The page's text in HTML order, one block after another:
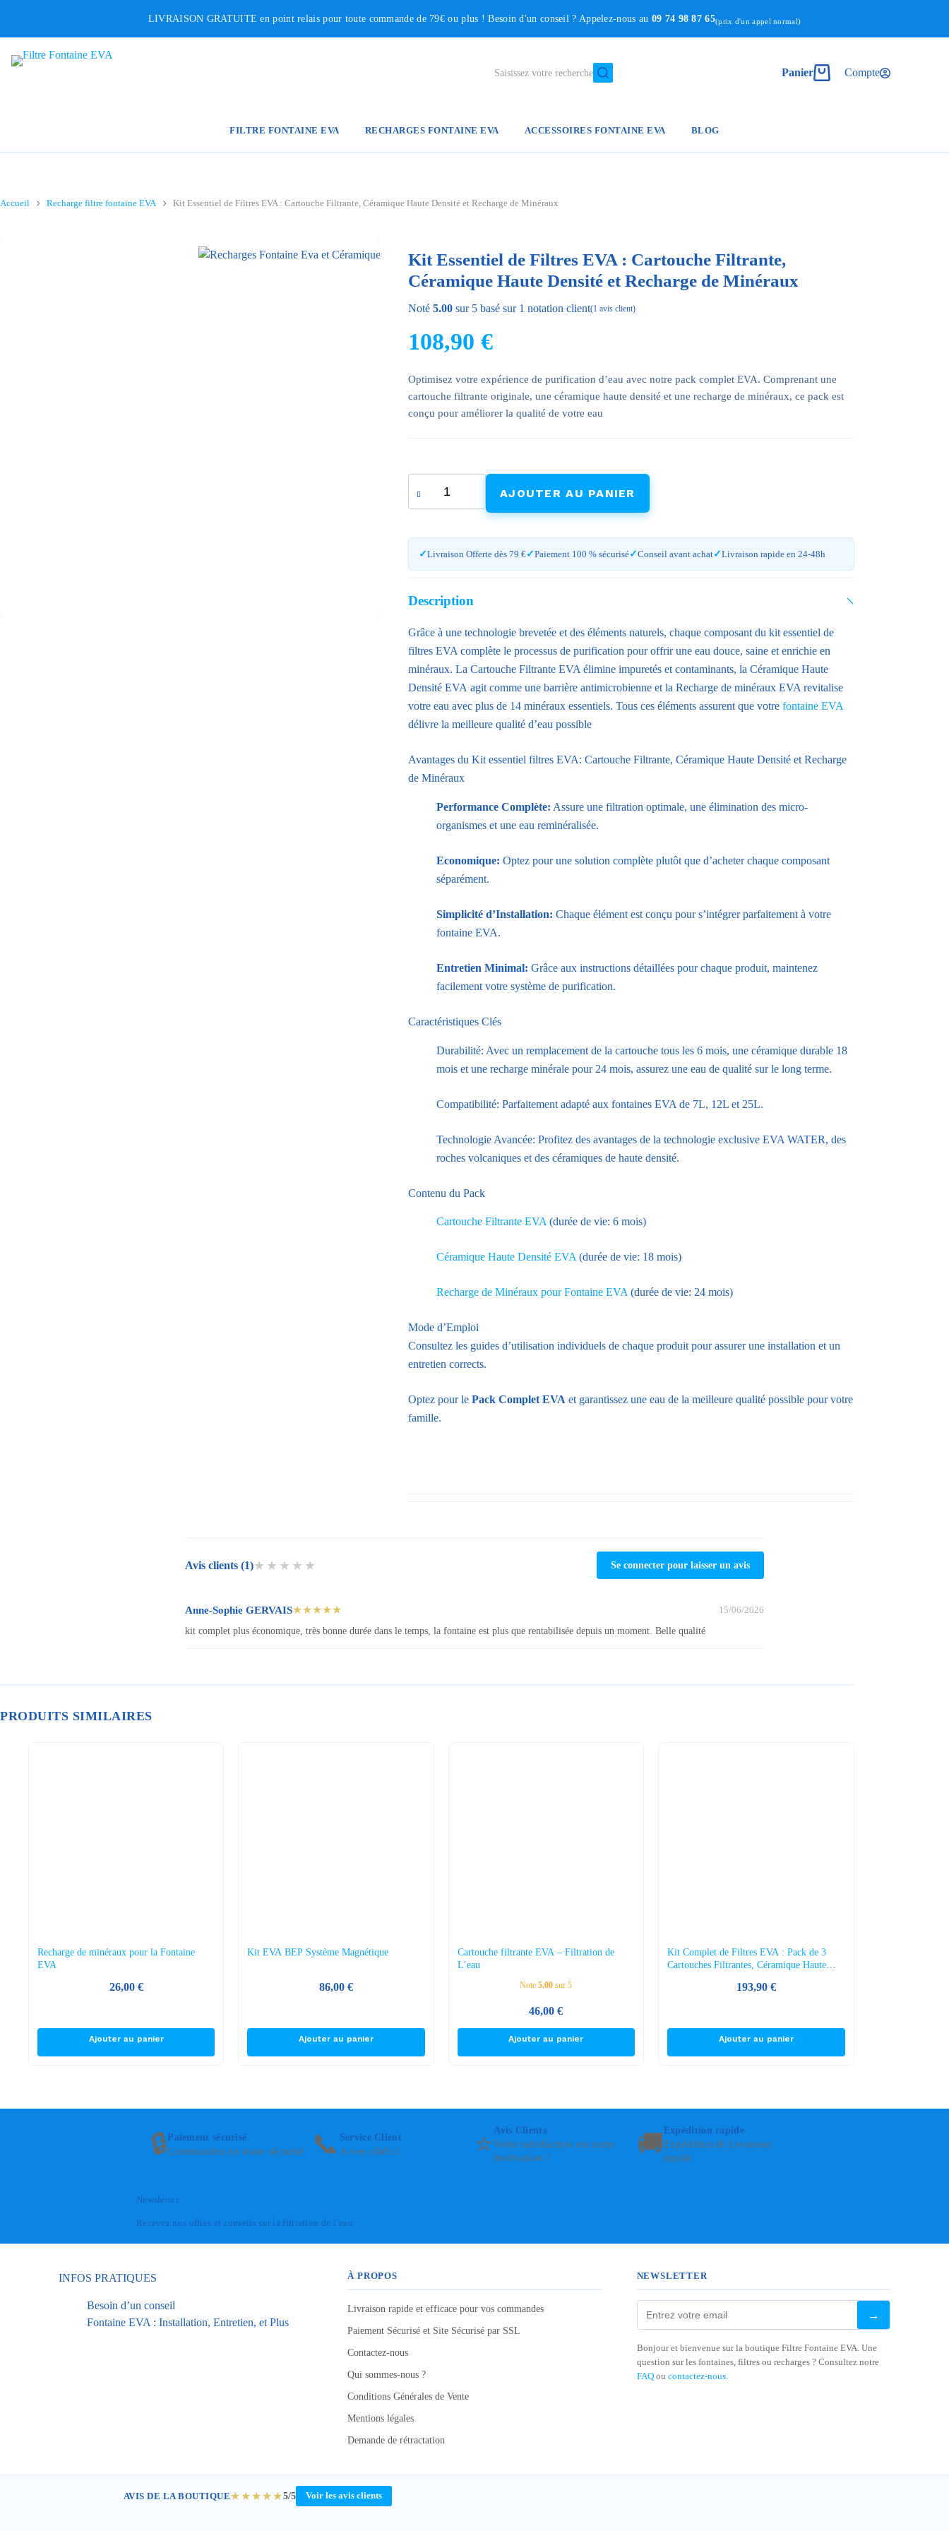
contenu
LIVRAISON GRATUITE en point relais pour toute commande de 79€ ou plus ! Besoin d'un conseil ? Appelez-nous au 09 74 98 87 65(prix d'un appel normal)
Saisissez votre recherche Panier Compte
FILTRE FONTAINE EVA RECHARGES FONTAINE EVA ACCESSOIRES FONTAINE EVA BLOG
Accueil Recharge filtre fontaine EVA Kit Essentiel de Filtres EVA : Cartouche Filtrante, Céramique Haute Densité et Recharge de Minéraux
Kit Essentiel de Filtres EVA : Cartouche Filtrante,
Céramique Haute Densité et Recharge de Minéraux
Noté5.00 sur 5 basé sur 1 notation client(1 avis client)
108,90€
Optimisez votre expérience de purification d’eau avec notre pack complet EVA. Comprenant une
cartouche filtrante originale, une céramique haute densité et une recharge de minéraux, ce pack est
conçu pour améliorer la qualité de votre eau
de
Kit
de
Filtres
EVA
Cartouche
Céramique
Haute
Densité
et
Minéraux
AJOUTER AU PANIER
Livraison Offerte dès 79 € Paiement 100 % sécurisé Conseil avant achat Livraison rapide en 24-48h
Description
Grâce à une technologie brevetée et des éléments naturels, chaque composant du kit essentiel de
filtres EVA complète le processus de purification pour offrir une eau douce, saine et enrichie en
minéraux. La Cartouche Filtrante EVA élimine impuretés et contaminants, la Céramique Haute
Densité EVA agit comme une barrière antimicrobienne et la Recharge de minéraux EVA revitalise
votre eau avec plus de 14 minéraux essentiels. Tous ces éléments assurent que votrefontaine EVA
délivre la meilleure qualité d’eau possible
Avantages du Kit essentiel filtres EVA: Cartouche Filtrante, Céramique Haute Densité et Recharge
de Minéraux
Performance Complète: Assure une filtration optimale, une élimination des micro-
organismes et une eau reminéralisée.
Economique: Optez pour une solution complète plutôt que d’acheter chaque composant
séparément.
Simplicité d’Installation: Chaque élément est conçu pour s’intégrer parfaitement à votre
fontaine EVA.
Entretien Minimal: Grâce aux instructions détaillées pour chaque produit, maintenez
facilement votre système de purification.
Caractéristiques Clés
Durabilité: Avec un remplacement de la cartouche tous les 6 mois, une céramique durable 18
mois et une recharge minérale pour 24 mois, assurez une eau de qualité sur le long terme.
Compatibilité: Parfaitement adapté aux fontaines EVA de 7L, 12L et 25L.
Technologie Avancée: Profitez des avantages de la technologie exclusive EVA WATER, des
roches volcaniques et des céramiques de haute densité.
Contenu du Pack
Cartouche Filtrante EVA(durée de vie: 6 mois)
Céramique Haute Densité EVA(durée de vie: 18 mois)
Recharge de Minéraux pour Fontaine EVA(durée de vie: 24 mois)
Mode d’Emploi
Consultez les guides d’utilisation individuels de chaque produit pour assurer une installation et un
entretien corrects.
Optez pour lePack Complet EVA et garantissez une eau de la meilleure qualité possible pour votre
famille.
Avis clients (1)★★★★★ Se connecter pour laisser un avis
Anne-Sophie GERVAIS★★★★★ 15/06/2026
kit complet plus économique, très bonne durée dans le temps, la fontaine est plus que rentabilisée depuis un moment. Belle qualité
PRODUITS SIMILAIRES
Recharge de minéraux pour la Fontaine
EVA
26,00 €
Ajouter au panier
Kit EVA BEP Système Magnétique
86,00€
Ajouter au panier
Cartouche filtrante EVA – Filtration de
L’eau
Note5.00 sur 5
46,00€
Ajouter au panier
Kit Complet de Filtres EVA : Pack de 3
Cartouches Filtrantes, Céramique Haute
193,90 €
Ajouter au panier
🔒Paiement sécurisé
Commandez en toute sécurité
📞 Service Client
A vos côtés !
⭐Avis Clients
Votre satisfaction est notre
motivation !
🚚Expédition rapide
Expédition & Livraison
rapide
Newsletter
Recevez nos offres et conseils sur la filtration de l’eau.
INFOS PRATIQUES
Besoin d’un conseil
Fontaine EVA : Installation, Entretien, et Plus
À PROPOS
Livraison rapide et efficace pour vos commandes
Paiement Sécurisé et Site Sécurisé par SSL
Contactez-nous
Qui sommes-nous ?
Conditions Générales de Vente
Mentions légales
Demande de rétractation
NEWSLETTER
→
Bonjour et bienvenue sur la boutique Filtre Fontaine EVA. Une
question sur les fontaines, filtres ou recharges ? Consultez notre
FAQou contactez-nous.
AVIS DE LA BOUTIQUE★★★★★5/5 Voir les avis clients